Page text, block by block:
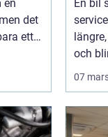
en
det
ett
En bil
och
äga. I ...
07